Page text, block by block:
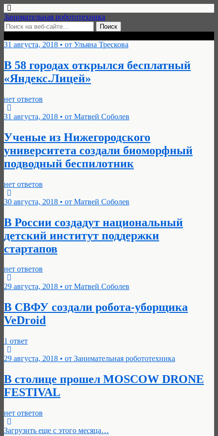
Занимательная робототехника
31 августа, 2018 • от Ульяна Трескова
В 58 городах открылся бесплатный
«Яндекс.Лицей»
нет ответов
31 августа, 2018 • от Матвей Соболев
Ученые из Нижегородского
университета создали биоморфный
подводный беспилотник
нет ответов
30 августа, 2018 • от Матвей Соболев
В России создадут национальный
детский институт поддержки
стартапов
нет ответов
29 августа, 2018 • от Матвей Соболев
В СВФУ создали робота-уборщика
VeDroid
1 ответ
29 августа, 2018 • от Занимательная робототехника
В столице прошел MOSCOW DRONE
FESTIVAL
нет ответов
Загрузить еще с этого месяца…